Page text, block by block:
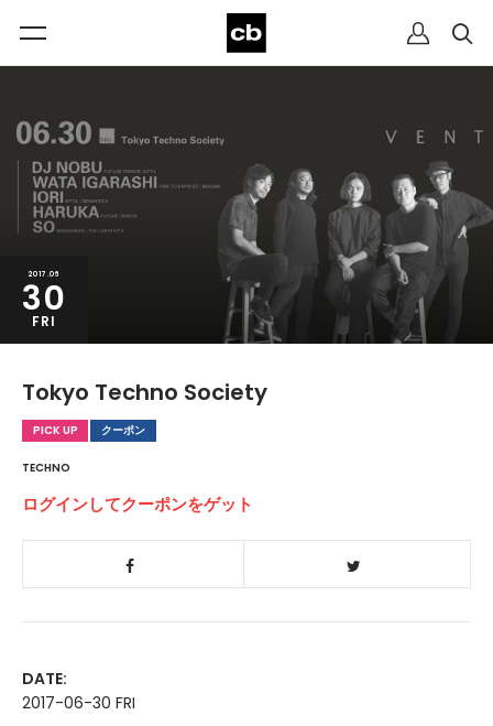
2017.06
30
FRI
Tokyo Techno Society
PICK UP クーポン
TECHNO
ログインしてクーポンをゲット
DATE:
2017-06-30 FRI